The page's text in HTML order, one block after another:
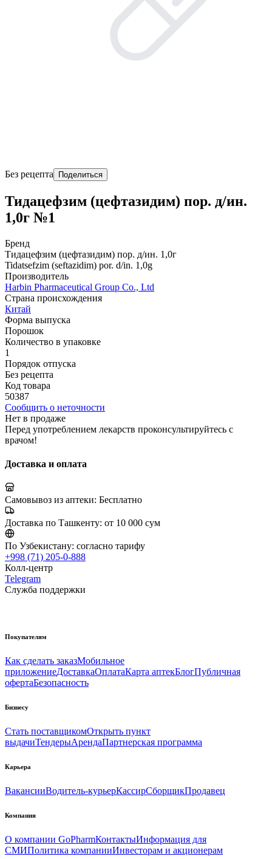
Без рецепта Поделиться
Тидацефзим (цефтазидим) пор. д/ин.
1,0г №1
Бренд
Тидацефзим (цефтазидим) пор. д/ин. 1,0г
Tidatsefzim (seftazidim) por. d/in. 1,0g
Производитель
Harbin Pharmaceutical Group Co., Ltd
Страна происхождения
Китай
Форма выпуска
Порошок
Количество в упаковке
1
Порядок отпуска
Без рецепта
Код товара
50387
Сообщить о неточности
Нет в продаже
Перед употреблением лекарств проконсультируйтесь с
врачом!
Доставка и оплата
Самовывоз из аптеки: Бесплатно
Доставка по Ташкенту: от 10 000 сум
По Узбекистану: согласно тарифу
+998 (71) 205-0-888
Колл-центр
Telegram
Служба поддержки
Покупателям
Как сделать заказМобильное
приложениеДоставкаОплатаКарта аптекБлогПубличная
офертаБезопасность
Бизнесу
Стать поставщикомОткрыть пункт
выдачиТендерыАрендаПартнерская программа
Карьера
ВакансииВодитель-курьерКассирСборщикПродавец
Компания
О компании GoPharmКонтактыИнформация для
СМИПолитика компанииИнвесторам и акционерам